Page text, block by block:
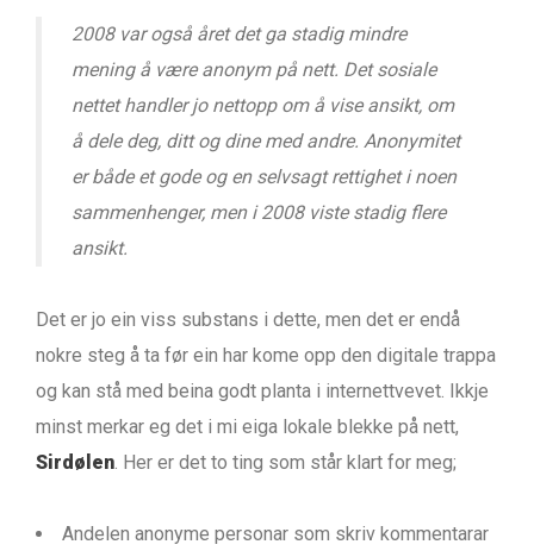
2008 var også året det ga stadig mindre
mening å være anonym på nett. Det sosiale
nettet handler jo nettopp om å vise ansikt, om
å dele deg, ditt og dine med andre. Anonymitet
er både et gode og en selvsagt rettighet i noen
sammenhenger, men i 2008 viste stadig flere
ansikt.
Det er jo ein viss substans i dette, men det er endå
nokre steg å ta før ein har kome opp den digitale trappa
og kan stå med beina godt planta i internettvevet. Ikkje
minst merkar eg det i mi eiga lokale blekke på nett,
Sirdølen. Her er det to ting som står klart for meg;
Andelen anonyme personar som skriv kommentarar